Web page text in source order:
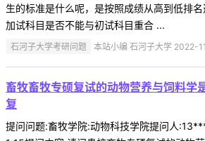
生的标准是什么呢，是按照成绩从高到低排
加试科目是否不能与初试科目重合 ...
石河子大学考研问题 本站小编 石河子大学 2022-
畜牧畜牧专硕复试的动物营养与饲料学
复
提问问题:畜牧学院:动物科技学院提问人